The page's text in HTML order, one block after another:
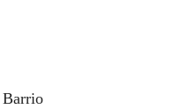
Barrio